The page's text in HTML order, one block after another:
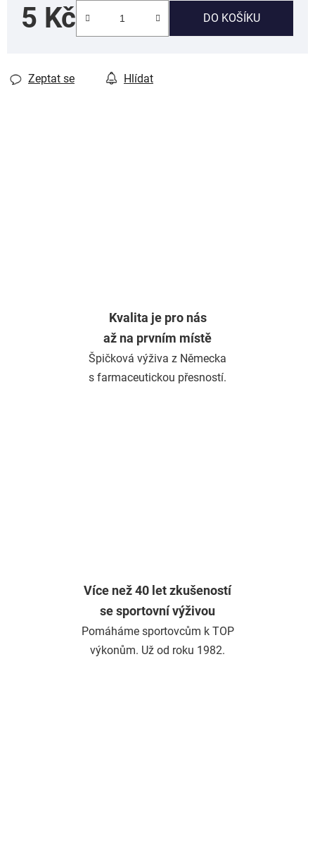
5 Kč DO KOŠÍKU
Zeptat se Hlídat
Kvalita je pro nás
až na prvním místě
Špičková výživa z Německa
s farmaceutickou přesností.
Více než 40 let zkušeností
se sportovní výživou
Pomáháme sportovcům k TOP
výkonům. Už od roku 1982.